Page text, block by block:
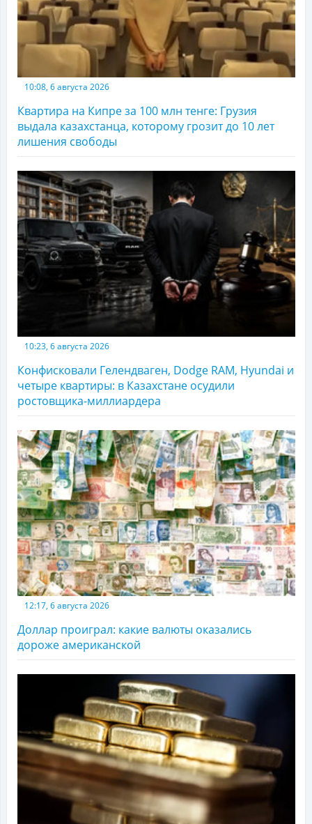
10:08, 6 августа 2026
Квартира на Кипре за 100 млн тенге: Грузия
выдала казахстанца, которому грозит до 10 лет
лишения свободы
10:23, 6 августа 2026
Конфисковали Гелендваген, Dodge RAM, Hyundai и
четыре квартиры: в Казахстане осудили
ростовщика-миллиардера
12:17, 6 августа 2026
Доллар проиграл: какие валюты оказались
дороже американской